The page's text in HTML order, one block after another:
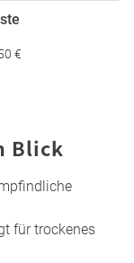
€
Blick
für trockenes